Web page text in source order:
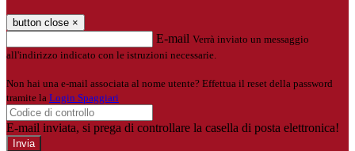
button close ×
E-mail Verrà inviato un messaggio
all'indirizzo indicato con le istruzioni necessarie.
Non hai una e-mail associata al nome utente? Effettua il reset della password
tramite la Login Spaggiari
E-mail inviata, si prega di controllare la casella di posta elettronica!